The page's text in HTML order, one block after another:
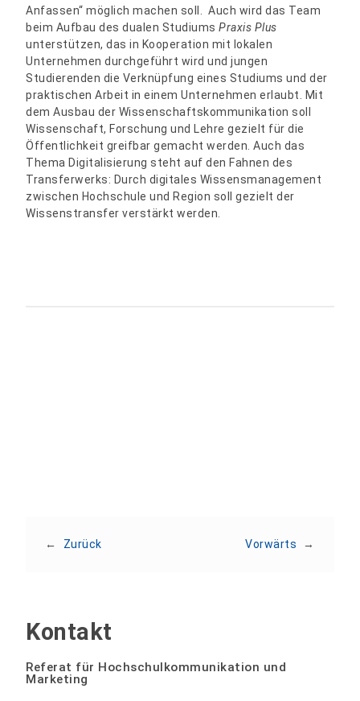
Anfassen“ möglich machen soll. Auch wird das Team
beim Aufbau des dualen StudiumsPraxis Plus
unterstützen, das in Kooperation mit lokalen
Unternehmen durchgeführt wird und jungen
Studierenden die Verknüpfung eines Studiums und der
praktischen Arbeit in einem Unternehmen erlaubt. Mit
dem Ausbau der Wissenschaftskommunikation soll
Wissenschaft, Forschung und Lehre gezielt für die
Öffentlichkeit greifbar gemacht werden. Auch das
Thema Digitalisierung steht auf den Fahnen des
Transferwerks: Durch digitales Wissensmanagement
zwischen Hochschule und Region soll gezielt der
Wissenstransfer verstärkt werden.
← Zurück Vorwärts →
Kontakt
Referat für Hochschulkommunikation und
Marketing